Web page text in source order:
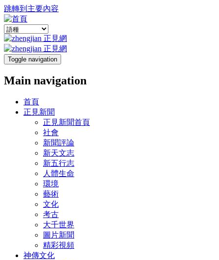
跳轉到主要內容
Toggle navigation
Main navigation
首頁
正見新聞
正見新聞首頁
社會
新聞評論
新天文志
新五行志
人體生命
環境
藝術
文化
考古
大千世界
圖片新聞
精彩視頻
神傳文化